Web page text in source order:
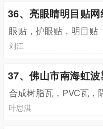
36、亮眼睛明目贴
眼贴，护眼贴，明目贴
刘江
37、佛山市南海虹
合成树脂瓦，PVC瓦，
叶思淇